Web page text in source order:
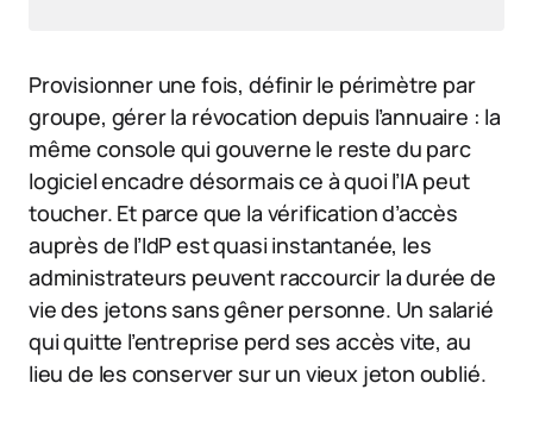
Provisionner une fois, définir le périmètre par
groupe, gérer la révocation depuis l’annuaire : la
même console qui gouverne le reste du parc
logiciel encadre désormais ce à quoi l’IA peut
toucher. Et parce que la vérification d’accès
auprès de l’IdP est quasi instantanée, les
administrateurs peuvent raccourcir la durée de
vie des jetons sans gêner personne. Un salarié
qui quitte l’entreprise perd ses accès vite, au
lieu de les conserver sur un vieux jeton oublié.